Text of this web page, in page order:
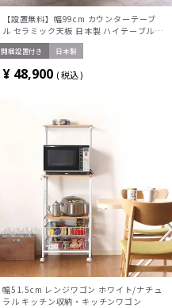
【設置無料】幅99cm カウンターテーブ
ル セラミック天板 日本製 ハイテーブル
収納 間仕切り シンプルモダン バーカウン
ター おしゃれ リビング ダイニング キッ
開梱設置付き 日本製
¥ 48,900 税込
幅51.5cm レンジワゴン ホワイト/ナチュ
ラル キッチン収納・キッチンワゴン